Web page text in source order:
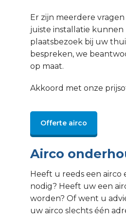
Er zijn meerdere
juiste installatie kunnen
plaatsbezoek bij uw
bespreken, we
op maat.
Akkoord met onze
Offerte airco
Airco
Heeft u reeds een
nodig? Heeft uw een
worden? Of went u
uw airco slechts één